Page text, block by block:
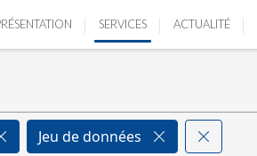
SERVICES ACTUALITÉ
Jeu de données